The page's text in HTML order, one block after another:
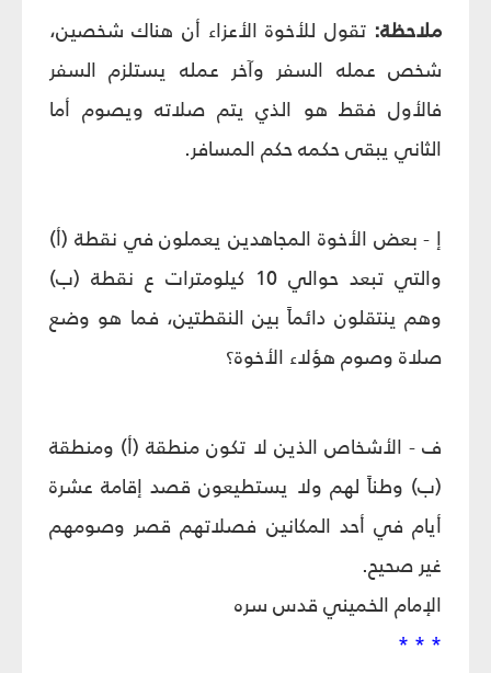
ملاحظة:تقول للأخوة الأعزاء أن هناك شخصين،
شخص عمله السفر وآخر عمله يستلزم السفر
فالأول فقط هو الذي يتم صلاته ويصوم أما
الثاني يبقى حكمه حكم المسافر.
إ - بعض الأخوة المجاهدين يعملون في نقطة (أ)
والتي تبعد حوالي 10 كيلومترات ع نقطة (ب)
وهم ينتقلون دائماً بين النقطتين، فما هو وضع
صلاة وصوم هؤلاء الأخوة؟
ف - الأشخاص الذين لا تكون منطقة (أ) ومنطقة
(ب) وطناً لهم ولا يستطيعون قصد إقامة عشرة
أيام في أحد المكانين فصلاتهم قصر وصومهم
غير صحيح.
الإمام الخميني قدس سره
* * *